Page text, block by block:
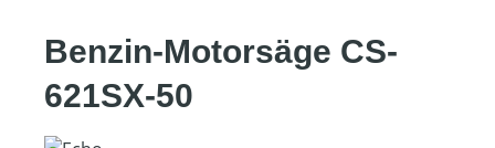
Benzin-Motorsäge CS-
621SX-50